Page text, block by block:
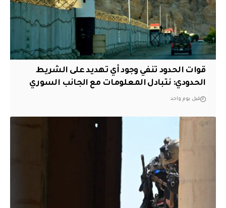
قوات الحدود تنفي وجود أي تهديد على الشريط
الحدودي: نتبادل المعلومات مع الجانب السوري
قبل يوم واحد